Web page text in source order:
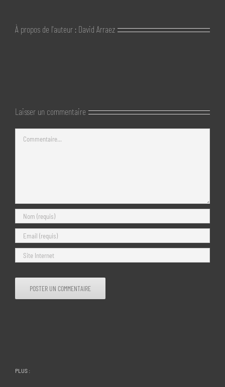
À propos de l'auteur : David Arraez
Laisser un commentaire
PLUS :